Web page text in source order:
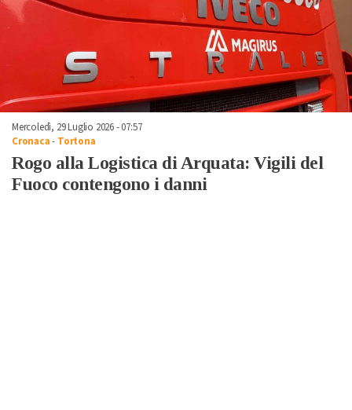
Mercoledì, 29 Luglio 2026 - 07:57
Cronaca- Tortona
Rogo alla Logistica di Arquata: Vigili del
Fuoco contengono i danni